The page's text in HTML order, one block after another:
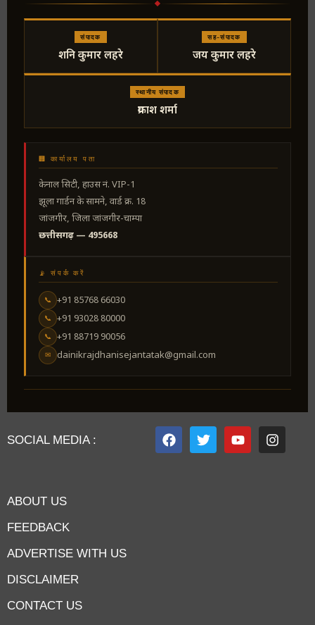
संपादक
शनि कुमार लहरे
सह-संपादक
जय कुमार लहरे
स्थानीय संपादक
प्रकाश शर्मा
🏢 कार्यालय पता
केनाल सिटी, हाउस नं. VIP-1
झूला गार्डन के सामने, वार्ड क्र. 18
जांजगीर, जिला जांजगीर-चाम्पा
छत्तीसगढ़ — 495668
📡 संपर्क करें
📞 +91 85768 66030
📞 +91 93028 80000
📞 +91 88719 90056
✉ dainikrajdhanisejantatak@gmail.com
SOCIAL MEDIA :
ABOUT US
FEEDBACK
ADVERTISE WITH US
DISCLAIMER
CONTACT US